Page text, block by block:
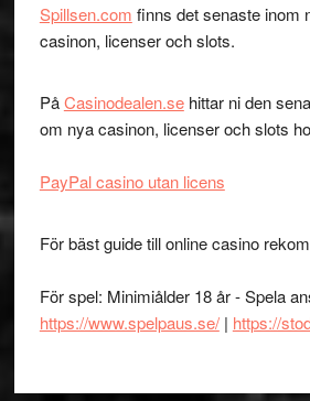
Spillsen.com finns det senaste inom
casinon, licenser och slots.
PåCasinodealen.sehittar ni den
om nya casinon, licenser och slots
PayPal casino utan licens
För bäst guide till online casino
För spel: Minimiålder 18 år - Spela
https://www.spelpaus.se/| https://